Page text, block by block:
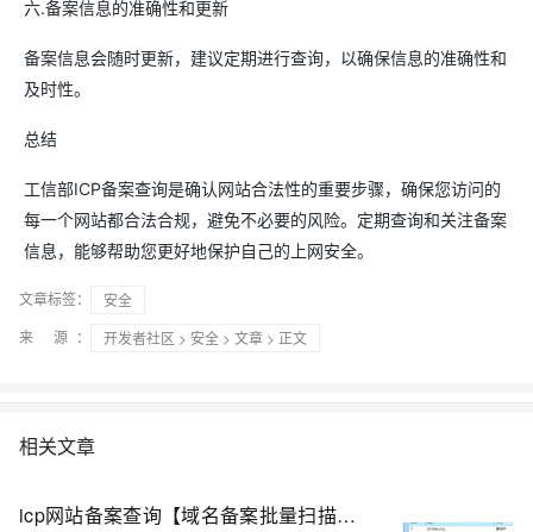
六.备案信息的准确性和更新
备案信息会随时更新，建议定期进行查询，以确保信息的准确性和
及时性。
总结
工信部ICP备案查询是确认网站合法性的重要步骤，确保您访问的
每一个网站都合法合规，避免不必要的风险。定期查询和关注备案
信息，能够帮助您更好地保护自己的上网安全。
文章标签：
安全
来 源：
开发者社区 > 安全 > 文章 > 正文
相关文章
icp网站备案查询【域名备案批量扫描工具】